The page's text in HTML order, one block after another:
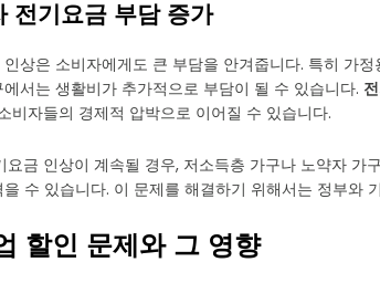
전기요금 부담 증가
인상은 소비자에게도 큰 부담을 안겨줍니다. 특히 가
에서는 생활비가 추가적으로 부담이 될 수 있습니다.
비자들의 경제적 압박으로 이어질 수 있습니다.
요금 인상이 계속될 경우, 저소득층 가구나 노약자 가
을 수 있습니다. 이 문제를 해결하기 위해서는 정부와
할인 문제와 그 영향